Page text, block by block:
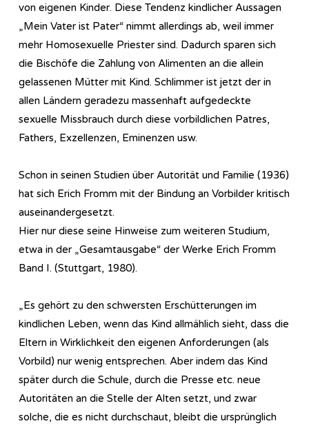
von eigenen Kinder. Diese Tendenz kindlicher Aussagen
„Mein Vater ist Pater“ nimmt allerdings ab, weil immer
mehr Homosexuelle Priester sind. Dadurch sparen sich
die Bischöfe die Zahlung von Alimenten an die allein
gelassenen Mütter mit Kind. Schlimmer ist jetzt der in
allen Ländern geradezu massenhaft aufgedeckte
sexuelle Missbrauch durch diese vorbildlichen Patres,
Fathers, Exzellenzen, Eminenzen usw.
Schon in seinen Studien über Autorität und Familie (1936)
hat sich Erich Fromm mit der Bindung an Vorbilder kritisch
auseinandergesetzt.
Hier nur diese seine Hinweise zum weiteren Studium,
etwa in der „Gesamtausgabe“ der Werke Erich Fromm
Band I. (Stuttgart, 1980).
„Es gehört zu den schwersten Erschütterungen im
kindlichen Leben, wenn das Kind allmählich sieht, dass die
Eltern in Wirklichkeit den eigenen Anforderungen (als
Vorbild) nur wenig entsprechen. Aber indem das Kind
später durch die Schule, durch die Presse etc. neue
Autoritäten an die Stelle der Alten setzt, und zwar
solche, die es nicht durchschaut, bleibt die ursprünglich